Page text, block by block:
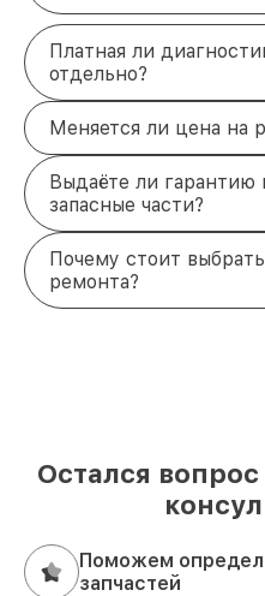
Платная ли
отдельно?
Меняется ли цена на
Выдаёте ли гарантию
запасные части?
Почему стоит
ремонта?
Остался
Поможем
запчастей